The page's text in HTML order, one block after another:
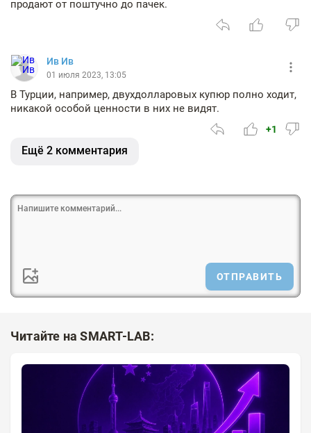
продают от поштучно до пачек.
Ив Ив
01 июля 2023, 13:05
В Турции, например, двухдолларовых купюр полно ходит,
никакой особой ценности в них не видят.
+1
Ещё 2 комментария
ОТПРАВИТЬ
Читайте на SMART-LAB: